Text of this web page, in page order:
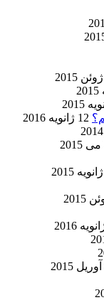
12 ژانویه 2016